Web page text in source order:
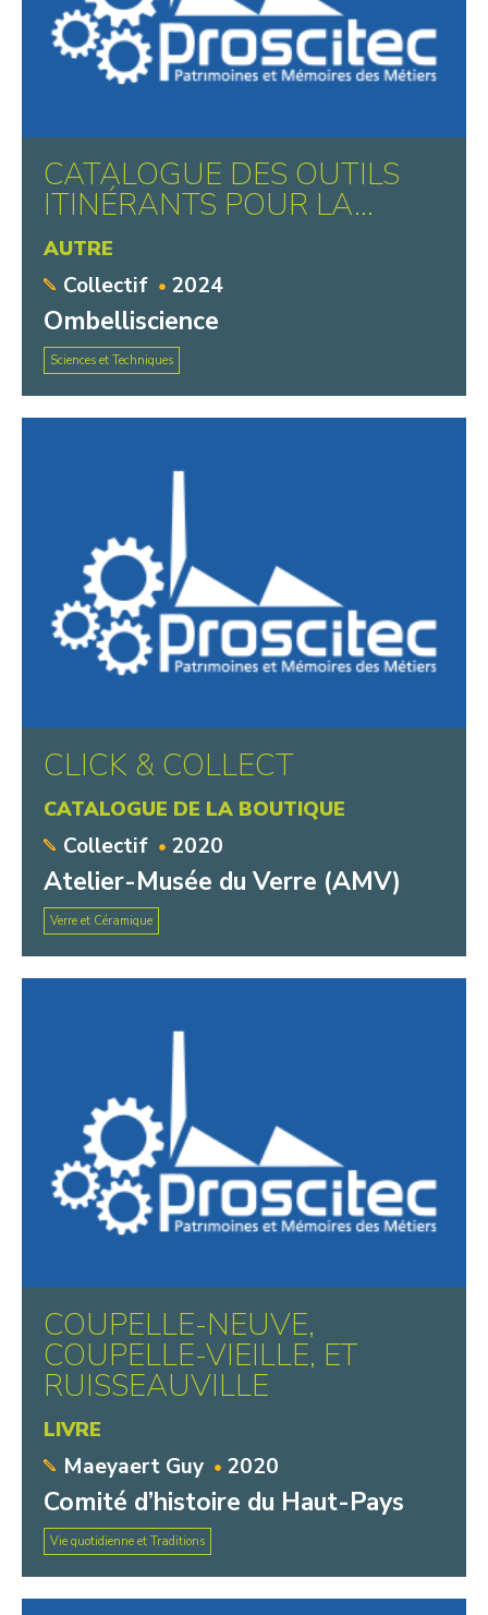
CATALOGUE DES OUTILS
ITINÉRANTS POUR LA...
AUTRE
Collectif 2024
Ombelliscience
Sciences et Techniques
CLICK & COLLECT
CATALOGUE DE LA BOUTIQUE
Collectif 2020
Atelier-Musée du Verre (AMV)
Verre et Céramique
COUPELLE-NEUVE,
COUPELLE-VIEILLE, ET
RUISSEAUVILLE
LIVRE
Maeyaert Guy 2020
Comité d’histoire du Haut-Pays
Vie quotidienne et Traditions